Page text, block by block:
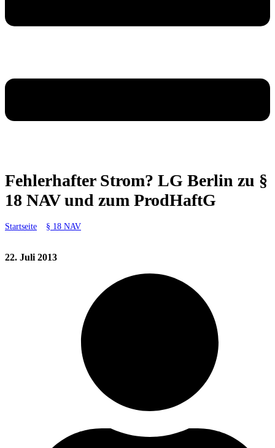
Fehlerhafter Strom? LG Berlin zu §
18 NAV und zum ProdHaftG
Startseite § 18 NAV
22. Juli 2013